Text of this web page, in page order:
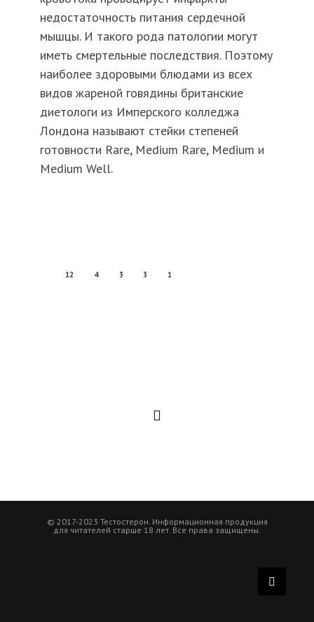
недостаточность питания сердечной
мышцы. И такого рода патологии могут
иметь смертельные последствия. Поэтому
наиболее здоровыми блюдами из всех
видов жареной говядины британские
диетологи из Имперского колледжа
Лондона называют стейки степеней
готовности Rare, Medium Rare, Medium и
Medium Well.
12 4 3 3 1
© 2017-2023 Тестостерон. Информационная продукция
для читателей старше 18 лет. Все права защищены.